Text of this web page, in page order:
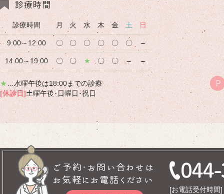
診療時間
診療時間 月 火 水 木 金 土 日
9:00～12:00 〇 〇 〇 〇 〇 〇 –
14:00～19:00 〇 〇 ★ 〇 〇 – –
★ …水曜午後は18:00までの診療
[休診日]土曜午後･日曜日･祝日
P
ご予約･お問い合わせは
お気軽にお電話ください
[お電話受付時間